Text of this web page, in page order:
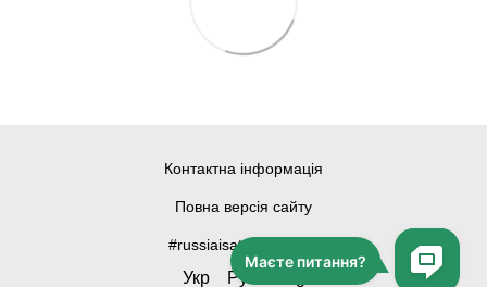
Контактна інформація
Повна версія сайту
#russiaisateroriststate
Укр Рус